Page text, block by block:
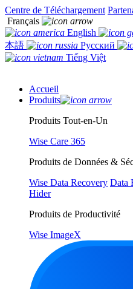
Centre de Téléchargement
Français
English
本語
Русский
Tiếng Việt
Accueil
Produits
Produits Tout-en-Un
Wise Care 365
Produits de Données &
Wise Data Recovery Data
Hider
Produits de Productivité
Wise ImageX